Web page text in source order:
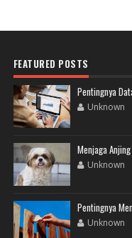
FEATURED POSTS
Pentingnya
Unknown
Menjaga
Unknown
Pentingnya
Unknown